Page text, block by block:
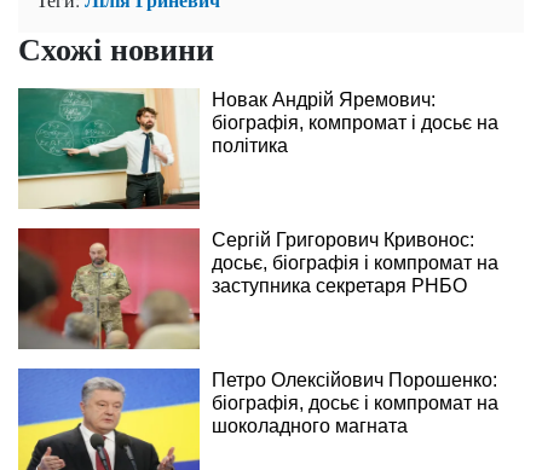
Схожі новини
Новак Андрій Яремович:
біографія, компромат і досьє на
політика
Сергій Григорович Кривонос:
досьє, біографія і компромат на
заступника секретаря РНБО
Петро Олексійович Порошенко:
біографія, досьє і компромат на
шоколадного магната